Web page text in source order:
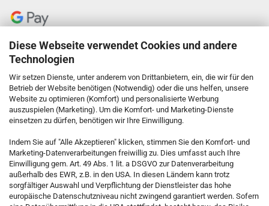
Diese Webseite verwendet Cookies und andere
Technologien
Wir setzen Dienste, unter anderem von Drittanbietern, ein, die wir für den
Betrieb der Website benötigen (Notwendig) oder die uns helfen, unsere
Website zu optimieren (Komfort) und personalisierte Werbung
auszuspielen (Marketing). Um die Komfort- und Marketing-Dienste
einsetzen zu dürfen, benötigen wir Ihre Einwilligung.
Indem Sie auf "Alle Akzeptieren" klicken, stimmen Sie den Komfort- und
Marketing-Datenverarbeitungen freiwillig zu. Dies umfasst auch Ihre
Einwilligung gem. Art. 49 Abs. 1 lit. a DSGVO zur Datenverarbeitung
außerhalb des EWR, z.B. in den USA. In diesen Ländern kann trotz
sorgfältiger Auswahl und Verpflichtung der Dienstleister das hohe
europäische Datenschutzniveau nicht zwingend garantiert werden. Sofern
KONTAKT
Kostenfreie Service-Hotline
0800 5892815